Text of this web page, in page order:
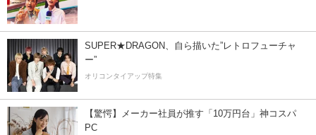
SUPER★DRAGON、自ら描いた”レトロフューチャ
ー”
オリコンタイアップ特集
【驚愕】メーカー社員が推す「10万円台」神コスパ
PC